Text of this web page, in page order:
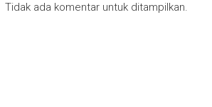
Tidak ada komentar untuk ditampilkan.